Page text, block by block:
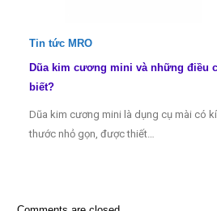
Tin tức MRO
Dũa kim cương mini và những điều
biết?
Dũa kim cương mini là dụng cụ mài có
thước nhỏ gọn, được thiết…